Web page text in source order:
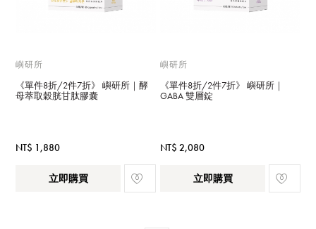
嶼研所
《單件8折/2件7折》 嶼研所｜酵
母萃取穀胱甘肽膠囊
NT$ 1,880
立即購買
嶼研所
《單件8折/2件7折》 嶼研所｜
GABA 雙層錠
NT$ 2,080
立即購買